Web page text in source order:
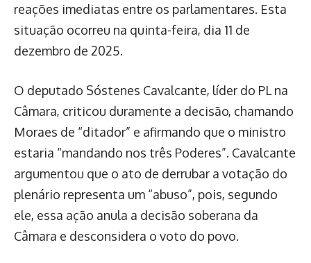
reações imediatas entre os parlamentares. Esta
situação ocorreu na quinta-feira, dia 11 de
dezembro de 2025.
O deputado Sóstenes Cavalcante, líder do PL na
Câmara, criticou duramente a decisão, chamando
Moraes de “ditador” e afirmando que o ministro
estaria “mandando nos três Poderes”. Cavalcante
argumentou que o ato de derrubar a votação do
plenário representa um “abuso”, pois, segundo
ele, essa ação anula a decisão soberana da
Câmara e desconsidera o voto do povo.